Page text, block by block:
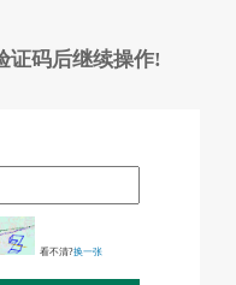
证码后继续操作!
看不清?换一张